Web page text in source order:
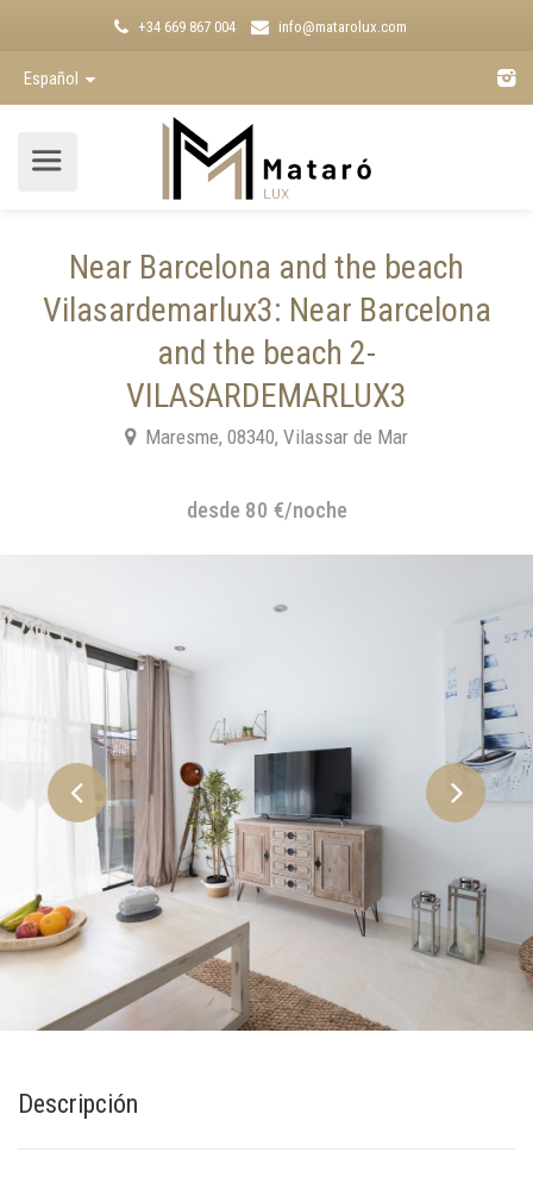
+34 669 867 004 info@matarolux.com
Español
Near Barcelona and the beach
Vilasardemarlux3: Near Barcelona
and the beach 2-
VILASARDEMARLUX3
Maresme, 08340, Vilassar de Mar
desde 80 €/noche
Descripción